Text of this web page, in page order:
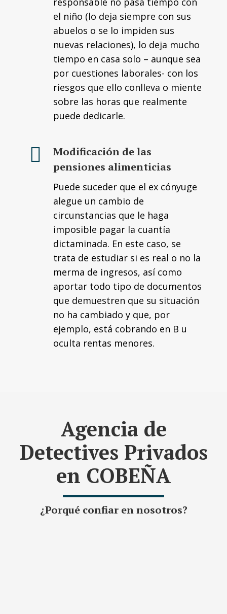
el niño (lo deja siempre con sus
abuelos o se lo impiden sus
nuevas relaciones), lo deja mucho
tiempo en casa solo – aunque sea
por cuestiones laborales- con los
riesgos que ello conlleva o miente
sobre las horas que realmente
puede dedicarle.
Modificación de las
pensiones alimenticias
Puede suceder que el ex cónyuge
alegue un cambio de
circunstancias que le haga
imposible pagar la cuantía
dictaminada. En este caso, se
trata de estudiar si es real o no la
merma de ingresos, así como
aportar todo tipo de documentos
que demuestren que su situación
no ha cambiado y que, por
ejemplo, está cobrando en B u
oculta rentas menores.
Agencia de
Detectives Privados
en COBEÑA
¿Porqué confiar en nosotros?